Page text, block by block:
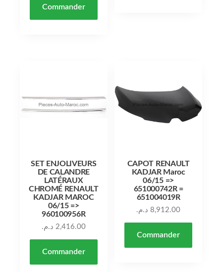
Commander
SET ENJOLIVEURS
DE CALANDRE
LATÉRAUX
CHROMÉ RENAULT
KADJAR MAROC
06/15 =>
960100956R
2,416.00 د.م.
Commander
CAPOT RENAULT
KADJAR Maroc
06/15 =>
651000742R =
651004019R
8,912.00 د.م.
Commander